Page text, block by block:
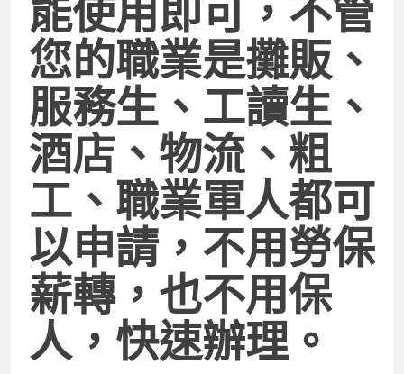
能使用即可，不管
您的職業是攤販、
服務生、工讀生、
酒店、物流、粗
工、職業軍人都可
以申請，不用勞保
薪轉，也不用保
人，快速辦理。